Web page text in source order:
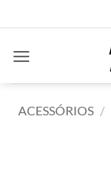
to
content
ACESSÓRIOS /